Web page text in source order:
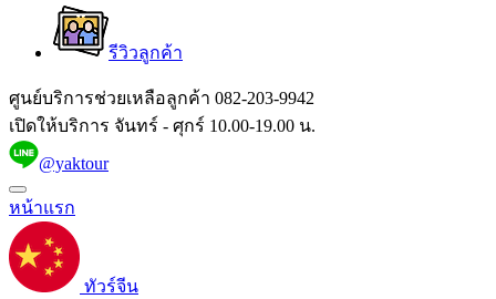
รีวิวลูกค้า
ศูนย์บริการช่วยเหลือลูกค้า 082-203-9942
เปิดให้บริการ จันทร์ - ศุกร์ 10.00-19.00 น.
@yaktour
หน้าแรก
ทัวร์จีน